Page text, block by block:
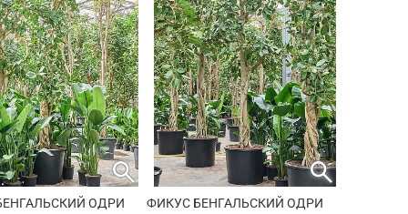
search
ОДРИ
search
ФИКУС БЕНГАЛЬСКИЙ ОДРИ